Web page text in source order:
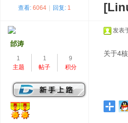
查看: 6064 回复: 1
邰涛
1
主题
1
帖子
9
积分
发表
关于4